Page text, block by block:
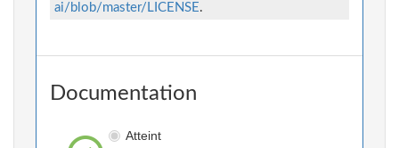
ai/blob/master/LICENSE.
Documentation
Atteint